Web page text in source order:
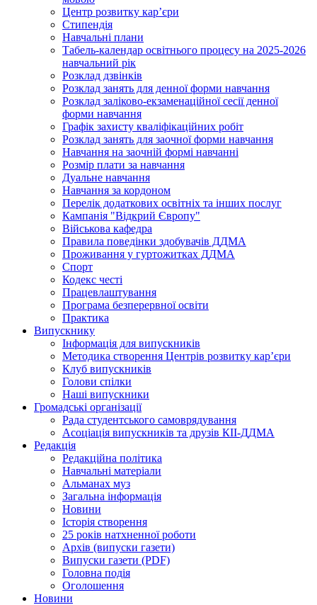
Центр розвитку кар’єри
Стипендія
Навчальні плани
Табель-календар освітнього процесу на 2025-2026
навчальний рік
Розклад дзвінків
Розклад занять для денної форми навчання
Розклад заліково-екзаменаційної сесії денної
форми навчання
Графік захисту кваліфікаційних робіт
Розклад занять для заочної форми навчання
Навчання на заочній формі навчанні
Розмір плати за навчання
Дуальне навчання
Навчання за кордоном
Перелік додаткових освітніх та інших послуг
Кампанія "Відкрий Європу"
Військова кафедра
Правила поведінки здобувачів ДДМА
Проживання у гуртожитках ДДМА
Спорт
Кодекс честі
Працевлаштування
Програма безперервної освіти
Практика
Випускнику
Інформація для випускників
Методика створення Центрів розвитку кар’єри
Клуб випускників
Голови спілки
Наші випускники
Громадські організації
Рада студентського самоврядування
Асоціація випускників та друзів КІІ-ДДМА
Редакція
Редакційна політика
Навчальні матеріали
Альманах муз
Загальна інформація
Новини
Історія створення
25 років натхненної роботи
Архів (випуски газети)
Випуски газети (PDF)
Головна подія
Оголошення
Новини